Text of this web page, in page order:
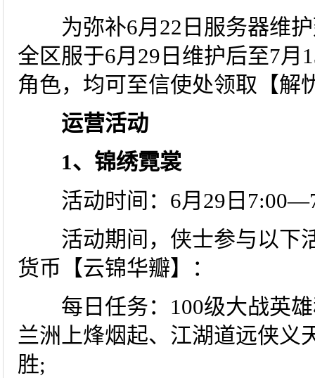
为弥补6月22日服务器维护
全区服于6月29日维护后至7月
角色，均可至信使处领取【解
运营活动
1、锦绣霓裳
活动时间：6月29日7:00—7
活动期间，侠士参与以下
货币【云锦华瓣】：
每日任务：100级大战英雄
兰洲上烽烟起、江湖道远侠义
胜;